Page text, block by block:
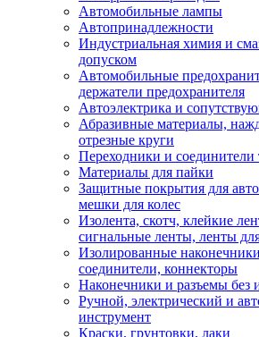
Автомобильные лампы
Автопринадлежности
Индустриальная химия и
допуском
Автомобильные
держатели предохранителя
Автоэлектрика и
Абразивные материалы,
отрезные круги
Переходники и соединители
Материалы для пайки
Защитные покрытия для
мешки для колес
Изолента, скотч, клейкие
сигнальные ленты, ленты
Изолированные
соединители, коннекторы
Наконечники и разъемы без
Ручной, электрический и
инструмент
Краски, грунтовки, лаки